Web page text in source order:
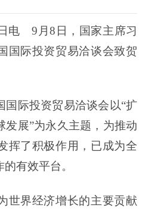
电 9月8日，国家主席习
国际投资贸易洽谈会致贺
际投资贸易洽谈会以“扩
展”为永久主题，为推动
挥了积极作用，已成为全
有效平台。
界经济增长的主要贡献